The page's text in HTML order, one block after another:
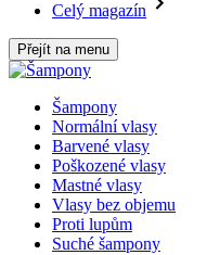
Celý magazín
Přejít na menu
Šampony
Normální vlasy
Barvené vlasy
Poškozené vlasy
Mastné vlasy
Vlasy bez objemu
Proti lupům
Suché šampony